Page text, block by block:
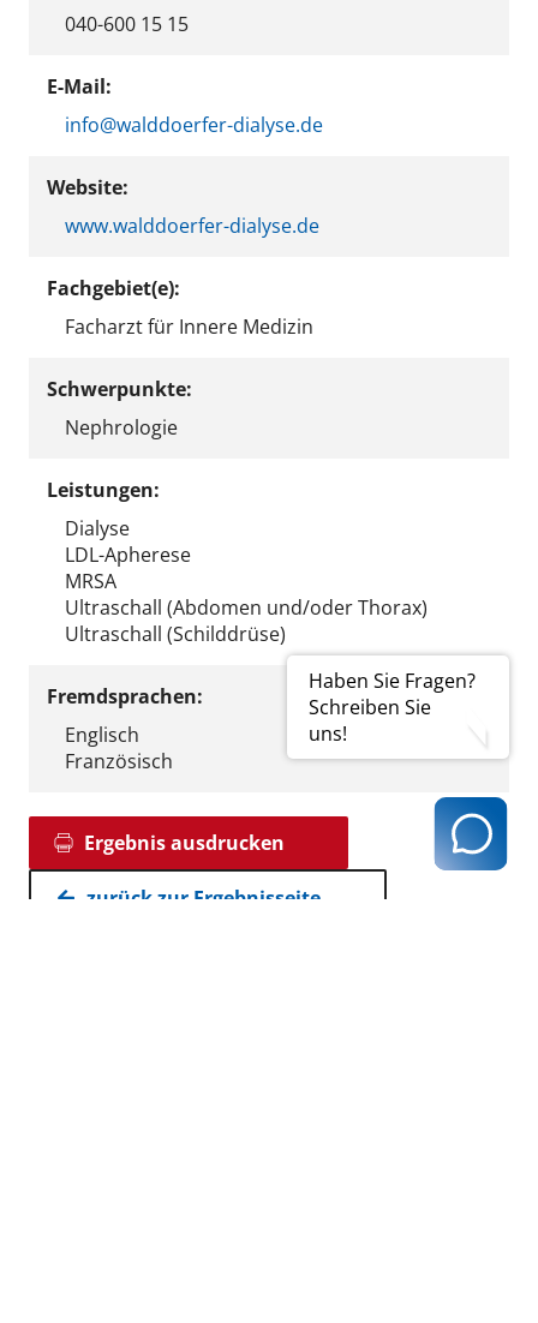
Haben Sie Fragen?
Schreiben Sie
uns!
040-600 15 15
E-Mail:
info@walddoerfer-dialyse.de
Website:
www.walddoerfer-dialyse.de
Fachgebiet(e):
Facharzt für Innere Medizin
Schwerpunkte:
Nephrologie
Leistungen:
Dialyse
LDL-Apherese
MRSA
Ultraschall (Abdomen und/oder Thorax)
Ultraschall (Schilddrüse)
Fremdsprachen:
Englisch
Französisch
Ergebnis ausdrucken
zurück zur Ergebnisseite